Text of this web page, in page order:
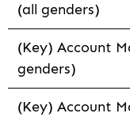
(all genders)
(Key) Account
genders)
(Key) Account